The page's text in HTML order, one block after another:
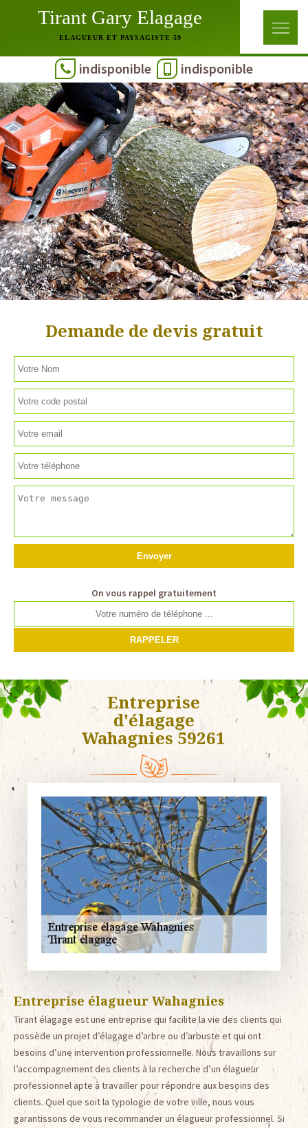
Tirant Gary Elagage
ELAGUEUR ET PAYSAGISTE 59
indisponible indisponible
Demande de devis gratuit
On vous rappel gratuitement
Entreprise
d'élagage
Wahagnies 59261
Entreprise élagueur Wahagnies
Tirant élagage est une entreprise qui facilite la vie des clients qui
possède un projet d’élagage d’arbre ou d’arbuste et qui ont
besoins d’une intervention professionnelle. Nous travaillons sur
l’accompagnement des clients à la recherche d’un élagueur
professionnel apte à travailler pour répondre aux besoins des
clients. Quel que soit la typologie de votre ville, nous vous
garantissons de vous recommander un élagueur professionnel. Si